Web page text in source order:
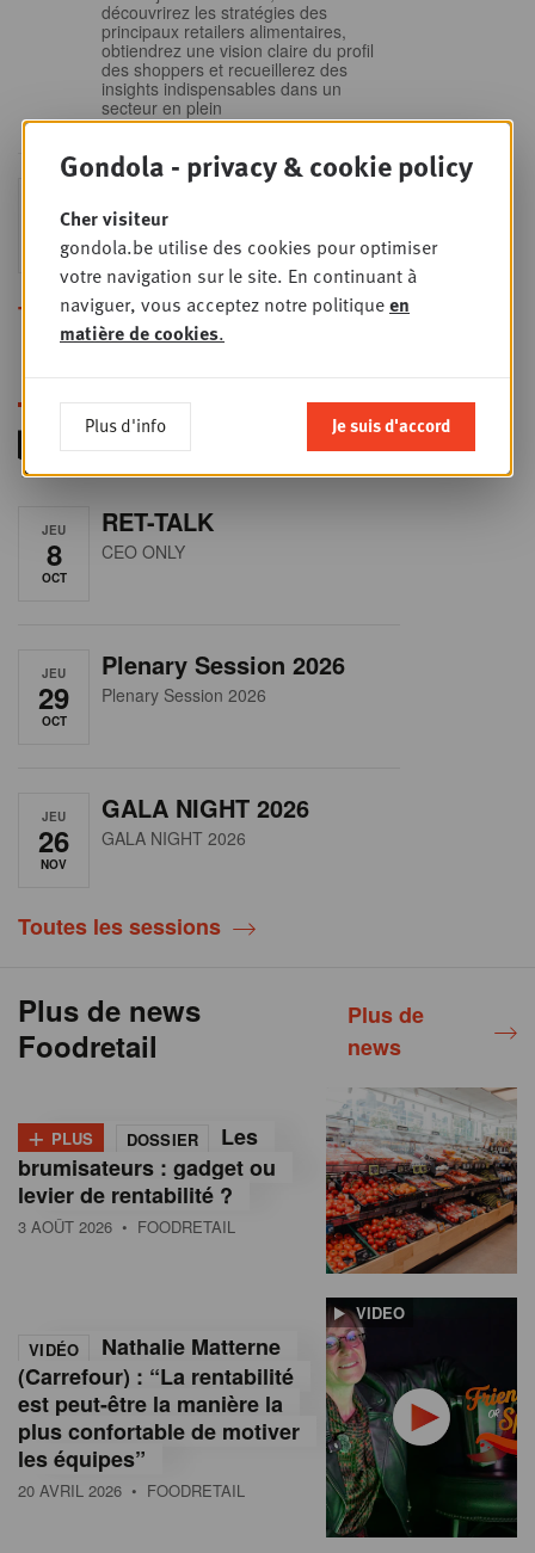
découvrirez les stratégies des
principaux retailers alimentaires,
obtiendrez une vision claire du profil
des shoppers et recueillerez des
insights indispensables dans un
secteur en plein
24
SEPT
Sales & nego Summit
2026
Sales & Nego summit 2026
Toutes les formations
JEU
8
OCT
RET-TALK
CEO ONLY
JEU
29
OCT
Plenary Session 2026
Plenary Session 2026
JEU
26
NOV
GALA NIGHT 2026
GALA NIGHT 2026
Toutes les sessions
Plus de news
Foodretail
Plus de
news
+ PLUS DOSSIER
Les
brumisateurs : gadget ou
levier de rentabilité ?
3 AOÛT 2026 • FOODRETAIL
VIDEO
VIDÉO
Nathalie Matterne
(Carrefour) : “La rentabilité
est peut-être la manière la
plus confortable de motiver
les équipes”
20 AVRIL 2026 • FOODRETAIL
Gondola - privacy & cookie policy
Cher visiteur
gondola.be utilise des cookies pour optimiser
votre navigation sur le site. En continuant à
naviguer, vous acceptez notre politiqueen
matière de cookies.
Plus d'info Je suis d'accord